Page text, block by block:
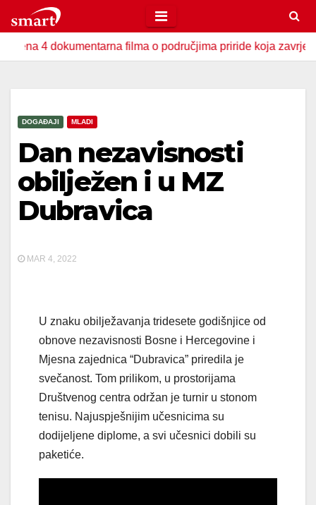
to
content
filma o područjima priride koja zavrjeđuju
DOGAĐAJI MLADI
Dan nezavisnosti
obilježen i u MZ
Dubravica
MAR 4, 2022
U znaku obilježavanja tridesete godišnjice od
obnove nezavisnosti Bosne i Hercegovine i
Mjesna zajednica “Dubravica” priredila je
svečanost. Tom prilikom, u prostorijama
Društvenog centra održan je turnir u stonom
tenisu. Najuspješnijim učesnicima su
dodijeljene diplome, a svi učesnici dobili su
paketiće.